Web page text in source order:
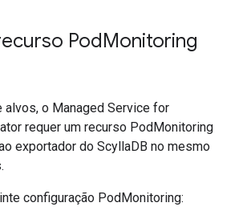
PodMonitoring
alvos, o Managed Service for
requer um recurso PodMonitoring
exportador do ScyllaDB no mesmo
configuração PodMonitoring: